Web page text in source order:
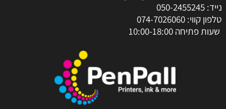
נייד: 050-2455245
טלפון קווי: 074-7026060
שעות פתיחה 10:00-18:00